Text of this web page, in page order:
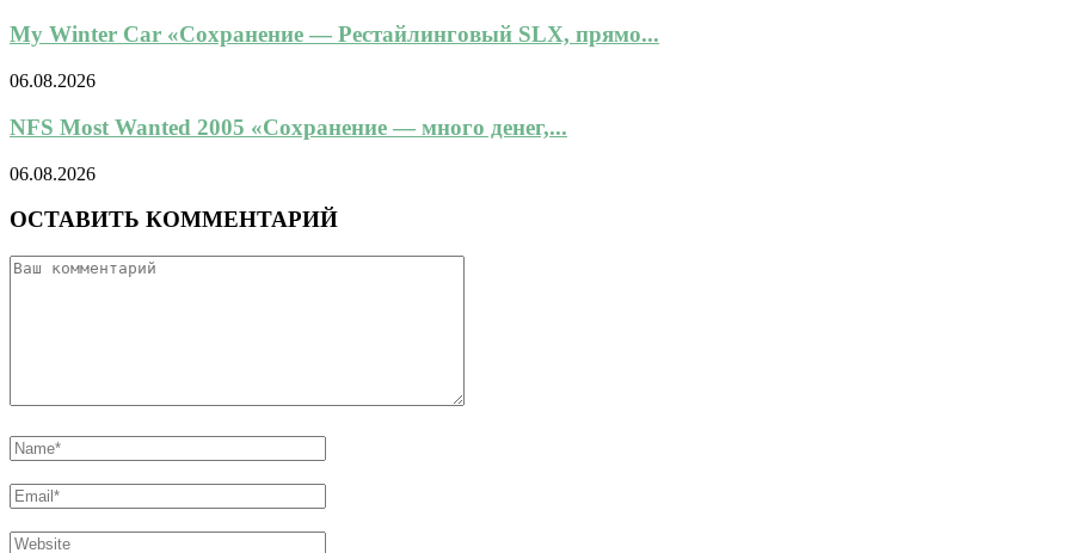
My Winter Car «Сохранение — Рестайлинговый SLX, прямо...
06.08.2026
NFS Most Wanted 2005 «Сохранение — много денег,...
06.08.2026
ОСТАВИТЬ КОММЕНТАРИЙ